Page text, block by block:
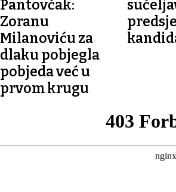
Pantovčak:
Zoranu
Milanoviću za
dlaku pobjegla
pobjeda već u
prvom krugu